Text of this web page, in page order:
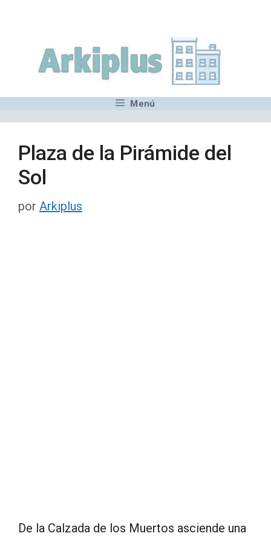
contenido
Menú
Plaza de la Pirámide del
Sol
por Arkiplus
De la Calzada de los Muertos asciende una